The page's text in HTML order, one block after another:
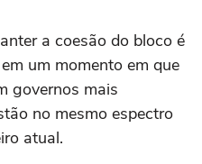
a coesão do bloco é
um momento em que
governos mais
no mesmo espectro
atual.